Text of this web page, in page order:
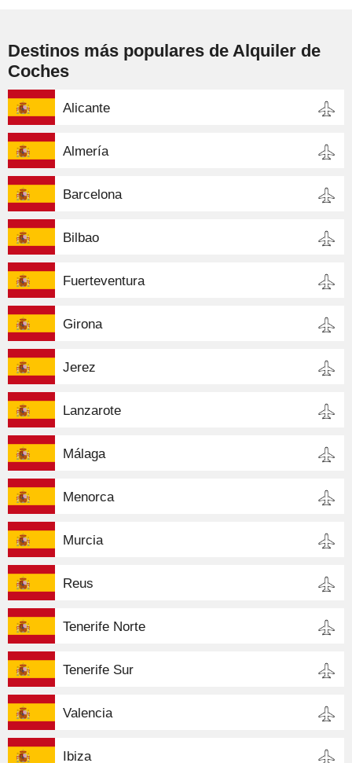
Destinos más populares de Alquiler de
Coches
Alicante
Almería
Barcelona
Bilbao
Fuerteventura
Girona
Jerez
Lanzarote
Málaga
Menorca
Murcia
Reus
Tenerife Norte
Tenerife Sur
Valencia
Ibiza